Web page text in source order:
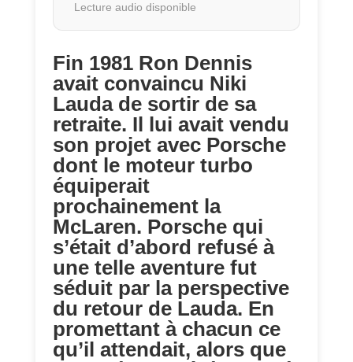
Lecture audio disponible
Fin 1981 Ron Dennis
avait convaincu Niki
Lauda de sortir de sa
retraite. Il lui avait vendu
son projet avec Porsche
dont le moteur turbo
équiperait
prochainement la
McLaren. Porsche qui
s’était d’abord refusé à
une telle aventure fut
séduit par la perspective
du retour de Lauda. En
promettant à chacun ce
qu’il attendait, alors que